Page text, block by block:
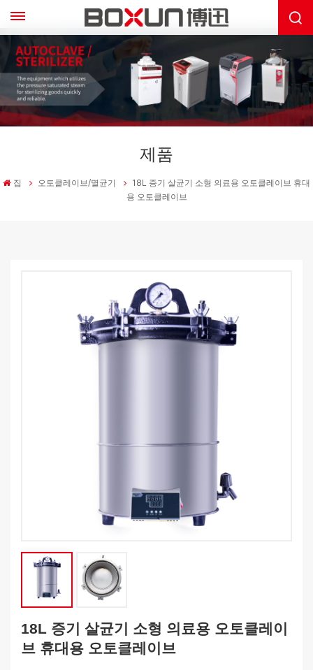
제품
집 오토클레이브/멸균기
18L 증기 살균기 소형 의료용 오토클레이브 휴대
용 오토클레이브
18L 증기 살균기 소형 의료용 오토클레이
브 휴대용 오토클레이브